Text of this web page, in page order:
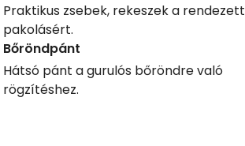
Praktikus zsebek, rekeszek a rendezett
pakolásért.
Bőröndpánt
Hátsó pánt a gurulós bőröndre való
rögzítéshez.